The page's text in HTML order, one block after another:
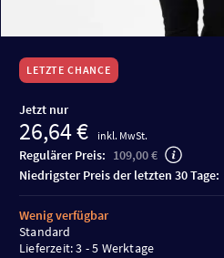
LETZTE CHANCE
Jetzt nur
26,64 € inkl. MwSt.
Regulärer Preis: 109,00 €
niedrigster Preis der letzten 30 Tage:
Wenig verfügbar
Standard
Lieferzeit: 3 - 5 Werktage